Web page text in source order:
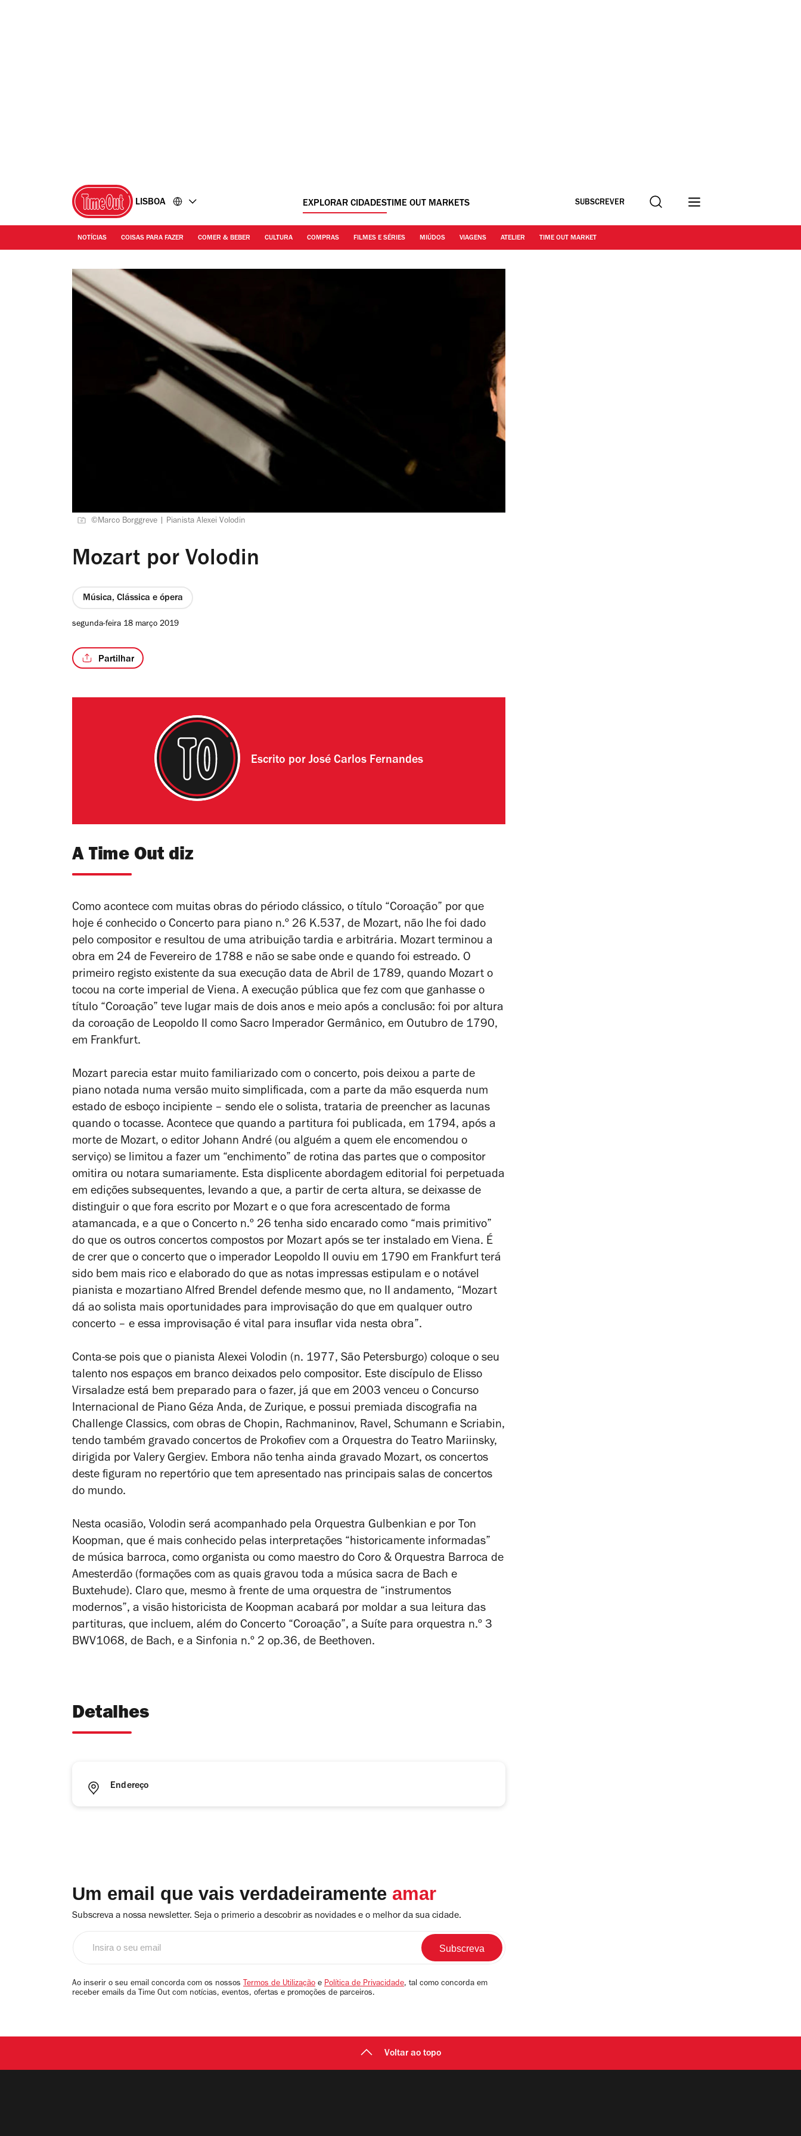
LISBOA EXPLORAR CIDADESTIME OUT MARKETS SUBSCREVER Procurar
NOTÍCIAS COISAS PARA FAZER COMER & BEBER CULTURA COMPRAS FILMES E SÉRIES MIÚDOS VIAGENS ATELIER TIME OUT MARKET
©Marco Borggreve | Pianista Alexei Volodin
Mozart por Volodin
Música, Clássica e ópera
segunda-feira 18 março 2019
Partilhar
Escrito por José Carlos Fernandes
A Time Out diz
Como acontece com muitas obras do périodo clássico, o título “Coroação” por que
hoje é conhecido o Concerto para piano n.º 26 K.537, de Mozart, não lhe foi dado
pelo compositor e resultou de uma atribuição tardia e arbitrária. Mozart terminou a
obra em 24 de Fevereiro de 1788 e não se sabe onde e quando foi estreado. O
primeiro registo existente da sua execução data de Abril de 1789, quando Mozart o
tocou na corte imperial de Viena. A execução pública que fez com que ganhasse o
título “Coroação” teve lugar mais de dois anos e meio após a conclusão: foi por altura
da coroação de Leopoldo II como Sacro Imperador Germânico, em Outubro de 1790,
em Frankfurt.
Mozart parecia estar muito familiarizado com o concerto, pois deixou a parte de
piano notada numa versão muito simplificada, com a parte da mão esquerda num
estado de esboço incipiente – sendo ele o solista, trataria de preencher as lacunas
quando o tocasse. Acontece que quando a partitura foi publicada, em 1794, após a
morte de Mozart, o editor Johann André (ou alguém a quem ele encomendou o
serviço) se limitou a fazer um “enchimento” de rotina das partes que o compositor
omitira ou notara sumariamente. Esta displicente abordagem editorial foi perpetuada
em edições subsequentes, levando a que, a partir de certa altura, se deixasse de
distinguir o que fora escrito por Mozart e o que fora acrescentado de forma
atamancada, e a que o Concerto n.º 26 tenha sido encarado como “mais primitivo”
do que os outros concertos compostos por Mozart após se ter instalado em Viena. É
de crer que o concerto que o imperador Leopoldo II ouviu em 1790 em Frankfurt terá
sido bem mais rico e elaborado do que as notas impressas estipulam e o notável
pianista e mozartiano Alfred Brendel defende mesmo que, no II andamento, “Mozart
dá ao solista mais oportunidades para improvisação do que em qualquer outro
concerto – e essa improvisação é vital para insuflar vida nesta obra”.
Conta-se pois que o pianista Alexei Volodin (n. 1977, São Petersburgo) coloque o seu
talento nos espaços em branco deixados pelo compositor. Este discípulo de Elisso
Virsaladze está bem preparado para o fazer, já que em 2003 venceu o Concurso
Internacional de Piano Géza Anda, de Zurique, e possui premiada discografia na
Challenge Classics, com obras de Chopin, Rachmaninov, Ravel, Schumann e Scriabin,
tendo também gravado concertos de Prokofiev com a Orquestra do Teatro Mariinsky,
dirigida por Valery Gergiev. Embora não tenha ainda gravado Mozart, os concertos
deste figuram no repertório que tem apresentado nas principais salas de concertos
do mundo.
Nesta ocasião, Volodin será acompanhado pela Orquestra Gulbenkian e por Ton
Koopman, que é mais conhecido pelas interpretações “historicamente informadas”
de música barroca, como organista ou como maestro do Coro & Orquestra Barroca de
Amesterdão (formações com as quais gravou toda a música sacra de Bach e
Buxtehude). Claro que, mesmo à frente de uma orquestra de “instrumentos
modernos”, a visão historicista de Koopman acabará por moldar a sua leitura das
partituras, que incluem, além do Concerto “Coroação”, a Suíte para orquestra n.º 3
BWV1068, de Bach, e a Sinfonia n.º 2 op.36, de Beethoven.
Detalhes
Endereço
Um email que vais verdadeiramente amar
Subscreva a nossa newsletter. Seja o primerio a descobrir as novidades e o melhor da sua cidade.
email
Ao inserir o seu email concorda com os nossos Termos de Utilização e Política de Privacidade, tal como concorda em
receber emails da Time Out com notícias, eventos, ofertas e promoções de parceiros.
Voltar ao topo